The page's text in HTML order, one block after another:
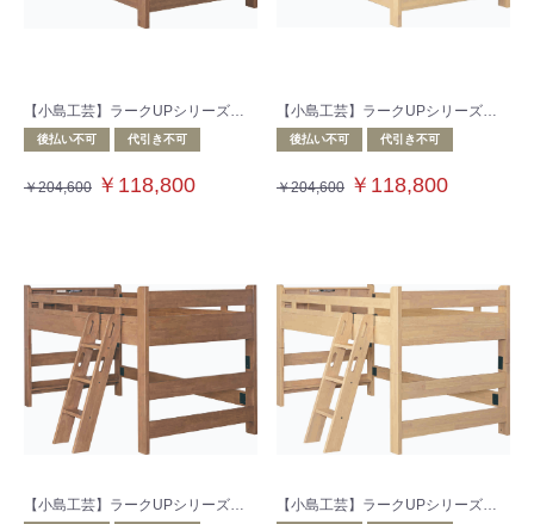
後払い不可 代引き不可
￥204,600 ￥118,800
後払い不可 代引き不可
￥204,600 ￥118,800